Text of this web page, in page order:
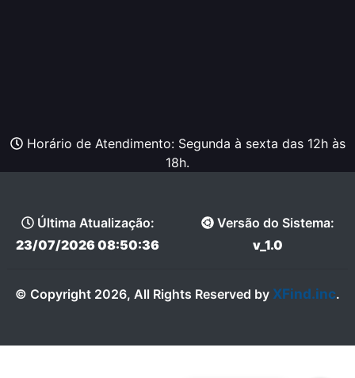
Horário de Atendimento: Segunda à sexta das 12h às
18h.
Última Atualização:
23/07/2026 08:50:36
Versão do Sistema:
v_1.0
© Copyright 2026, All Rights Reserved by XFind.inc.